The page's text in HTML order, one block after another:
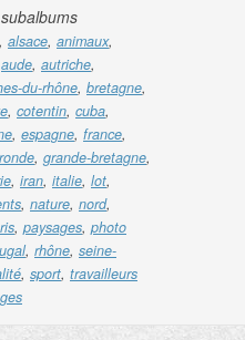
, alsace, animaux,
aude, autriche,
du-rhône, bretagne,
, cotentin, cuba,
, espagne, france,
, grande-bretagne,
, iran, italie, lot,
, nature, nord,
, paysages, photo
, rhône, seine-
, sport, travailleurs